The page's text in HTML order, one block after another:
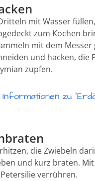
mit Wasser
zum Kochen
mit dem Messer
und hacken, die
zupfen.
zu
die Zwiebeln
und kurz braten. Mit
verrühren.